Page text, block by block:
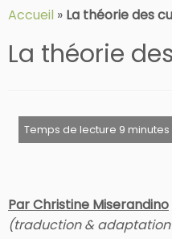
toAccueil » La théorie des
La théorie
Par Christine Miserandino
(traduction & adaptation